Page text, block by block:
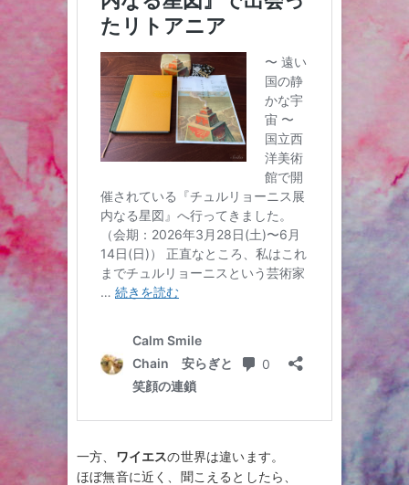
一方、 ワイエスの世界は違います。
ほぼ無音に近く、聞こえるとしたら、